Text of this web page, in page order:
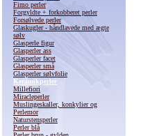
Fimo perler
Forgyldte + forkobberet perler
Forsølvede perler
Glaskugler - håndlavede med ægte
sølv
Glasperle figur
Glasperler ass
Glasperler facet
Glasperler små
Glasperler sølvfolie
Keramikperler
Millefiori
Miracleperler
Muslingeskaller, konkylier og
Perlemor
Naturstensperler
Perler blå